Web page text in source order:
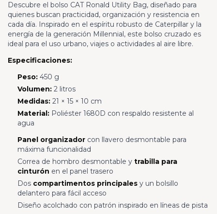
Descubre el bolso CAT Ronald Utility Bag, diseñado para
quienes buscan practicidad, organización y resistencia en
cada día. Inspirado en el espíritu robusto de Caterpillar y la
energía de la generación Millennial, este bolso cruzado es
ideal para el uso urbano, viajes o actividades al aire libre.
Especificaciones:
Peso:450 g
Volumen:2 litros
Medidas:21 × 15 × 10 cm
Material:Poliéster 1680D con respaldo resistente al
agua
Panel organizadorcon llavero desmontable para
máxima funcionalidad
Correa de hombro desmontable y trabilla para
cinturón en el panel trasero
Dos compartimentos principalesy un bolsillo
delantero para fácil acceso
Diseño acolchado con patrón inspirado en líneas de pista